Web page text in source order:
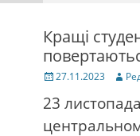
Кращі
Posted
27.11.2023
23